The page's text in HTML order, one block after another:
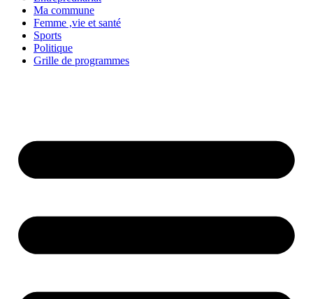
Ma commune
Femme ,vie et santé
Sports
Politique
Grille de programmes